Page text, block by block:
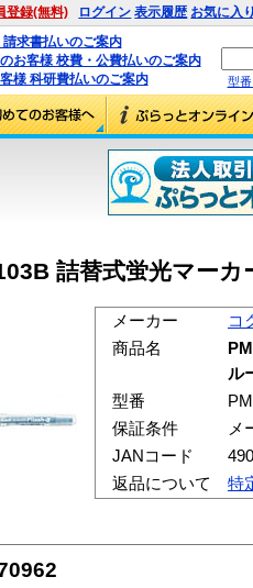
登録(無料) ログイン 表示履歴 お気に入
求書払いのご案内
お客様 校費・公費払いのご案内
様 科研費払いのご案内
型
詰替式蛍光マー
メーカー
コ
商品名
ル
型番
保証条件
メ
JANコード
返品について
特